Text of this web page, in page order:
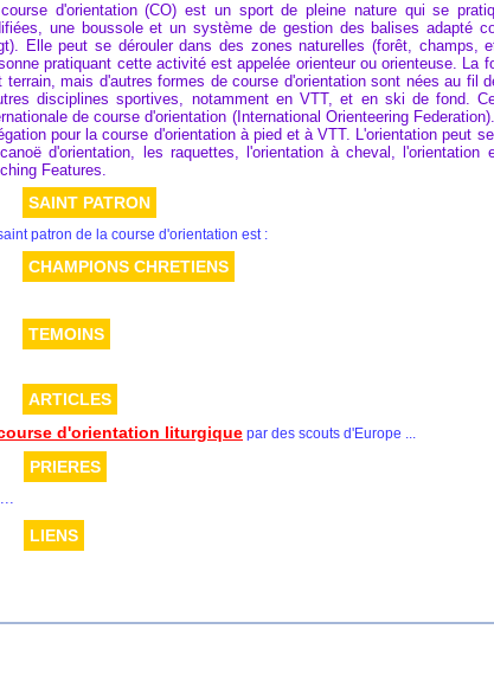
d'orientation (CO) est un sport de pleine nature qui se
une boussole et un système de gestion des balises adapté
Elle peut se dérouler dans des zones naturelles (forêt,
pratiquant cette activité est appelée orienteur ou orienteuse. La
terrain, mais d'autres formes de course d'orientation sont nées au fil
disciplines sportives, notamment en VTT, et en ski de fond.
de course d'orientation (International Orienteering
pour la course d'orientation à pied et à VTT. L'orientation peut
d'orientation, les raquettes, l'orientation à cheval,
Features.
SAINT PATRON
patron de la course d'orientation est :
CHAMPIONS CHRETIENS
TEMOINS
ARTICLES
d'orientation liturgique par des scouts d'Europe ...
PRIERES
LIENS